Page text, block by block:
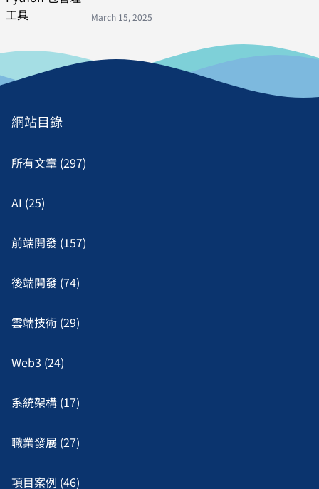
March 15, 2025
網站目錄
所有文章 (297)
AI (25)
前端開發 (157)
後端開發 (74)
雲端技術 (29)
Web3 (24)
系統架構 (17)
職業發展 (27)
項目案例 (46)